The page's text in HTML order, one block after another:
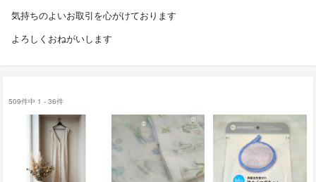
気持ちのよいお取引を心がけております
よろしくおねがいします
509件中 1 - 36件